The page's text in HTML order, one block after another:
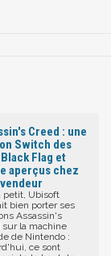
Creed : une
Switch des
Flag et
aperçus chez
petit, Ubisoft
bien porter ses
Assassin's
sur la machine
de Nintendo :
ce sont